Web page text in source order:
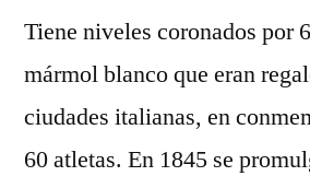
Tiene niveles coronados por
mármol blanco que eran
ciudades italianas, en
60 atletas. En 1845 se